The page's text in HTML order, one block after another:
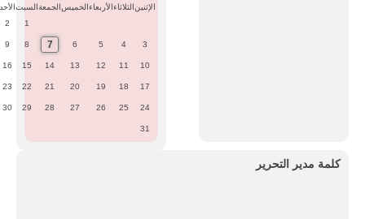
الإثنين الثلاثاء الأربعاء الخميس الجمعة السبت الأحد
1
2
3
4
5
6
7
8
9
10
11
12
13
14
15
16
17
18
19
20
21
22
23
24
25
26
27
28
29
30
31
كلمة مدير التحرير